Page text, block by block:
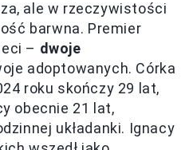
ale w rzeczywistości
barwna. Premier
– dwoje
adoptowanych. Córka
roku skończy 29 lat,
obecnie 21 lat,
układanki. Ignacy